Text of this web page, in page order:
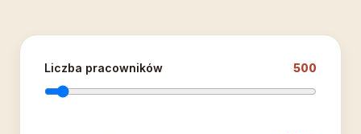
Liczba pracowników 500